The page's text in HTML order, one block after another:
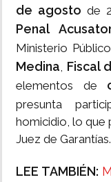
de agostode
Penal
Ministerio
Medina, Fiscal
elementos de
presunta
homicidio, lo
Juez de Garantías.
LEE TAMBIÉN: